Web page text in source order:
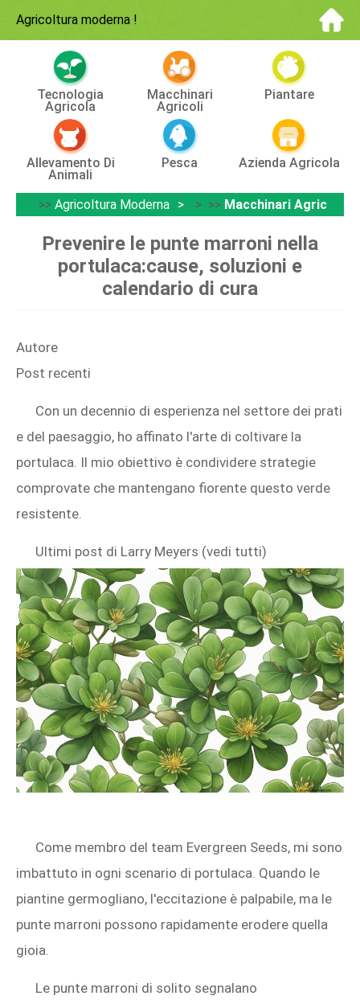
Agricoltura moderna !
Tecnologia
Agricola
Macchinari
Agricoli
Piantare
Allevamento Di
Animali
Pesca Azienda Agricola
>> Agricoltura Moderna > >> Macchinari Agricoli
Prevenire le punte marroni nella
portulaca:cause, soluzioni e
calendario di cura
Autore
Post recenti
Con un decennio di esperienza nel settore dei prati
e del paesaggio, ho affinato l'arte di coltivare la
portulaca. Il mio obiettivo è condividere strategie
comprovate che mantengano fiorente questo verde
resistente.
Ultimi post di Larry Meyers (vedi tutti)
Come membro del team Evergreen Seeds, mi sono
imbattuto in ogni scenario di portulaca. Quando le
piantine germogliano, l'eccitazione è palpabile, ma le
punte marroni possono rapidamente erodere quella
gioia.
Le punte marroni di solito segnalano